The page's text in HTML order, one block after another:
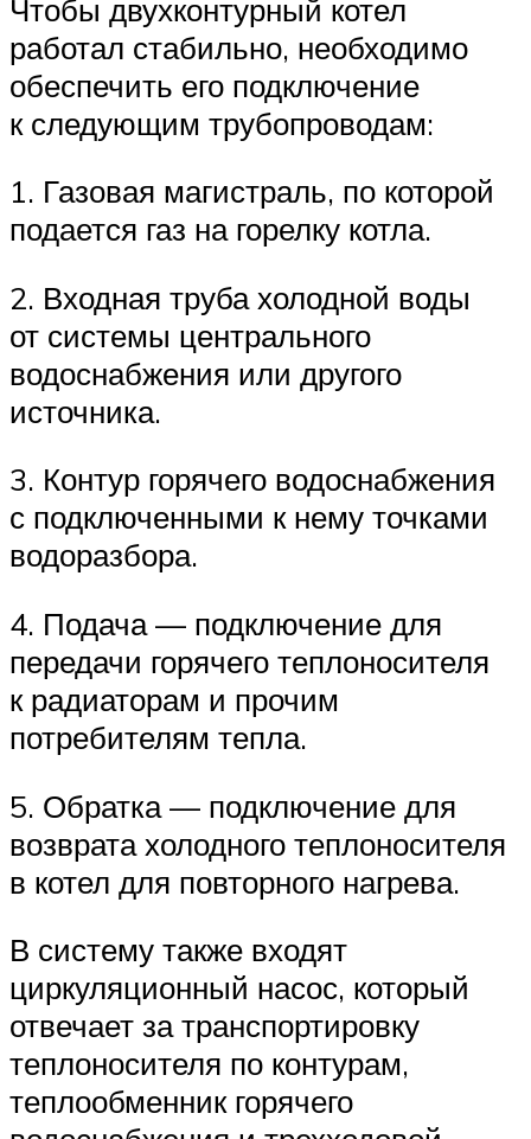
Чтобы двухконтурный котел
работал стабильно, необходимо
обеспечить его подключение
к следующим трубопроводам:
1. Газовая магистраль, по которой
подается газ на горелку котла.
2. Входная труба холодной воды
от системы центрального
водоснабжения или другого
источника.
3. Контур горячего водоснабжения
с подключенными к нему точками
водоразбора.
4. Подача — подключение для
передачи горячего теплоносителя
к радиаторам и прочим
потребителям тепла.
5. Обратка — подключение для
возврата холодного теплоносителя
в котел для повторного нагрева.
В систему также входят
циркуляционный насос, который
отвечает за транспортировку
теплоносителя по контурам,
теплообменник горячего